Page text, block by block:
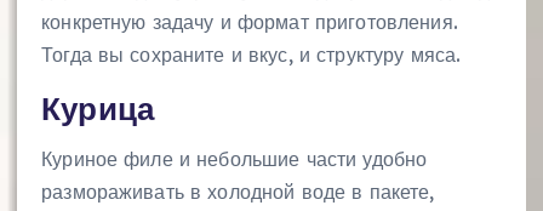
конкретную задачу и формат приготовления.
Тогда вы сохраните и вкус, и структуру мяса.
Курица
Куриное филе и небольшие части удобно
размораживать в холодной воде в пакете,